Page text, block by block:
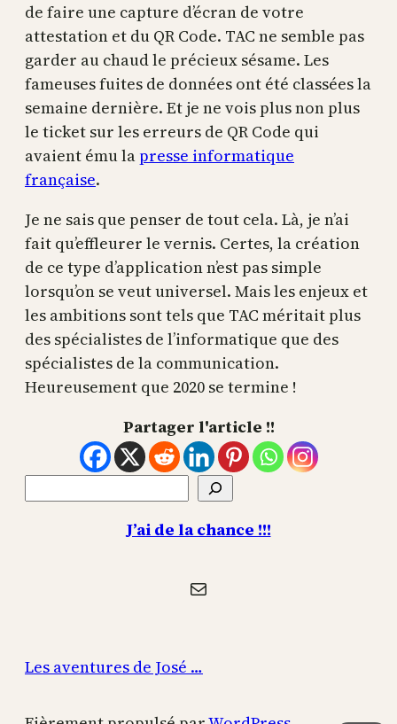
de faire une capture d’écran de votre
attestation et du QR Code. TAC ne semble pas
garder au chaud le précieux sésame. Les
fameuses fuites de données ont été classées la
semaine dernière. Et je ne vois plus non plus
le ticket sur les erreurs de QR Code qui
avaient ému lapresse informatique
française.
Je ne sais que penser de tout cela. Là, je n’ai
fait qu’effleurer le vernis. Certes, la création
de ce type d’application n’est pas simple
lorsqu’on se veut universel. Mais les enjeux et
les ambitions sont tels que TAC méritait plus
des spécialistes de l’informatique que des
spécialistes de la communication.
Heureusement que 2020 se termine !
Partager l'article !!
J’ai de la chance !!!
E-mail
Les aventures de José …